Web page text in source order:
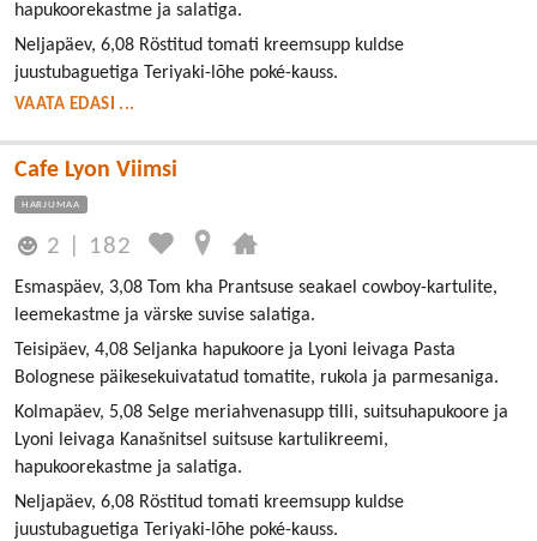
hapukoorekastme ja salatiga.
Neljapäev, 6,08 Röstitud tomati kreemsupp kuldse
juustubaguetiga Teriyaki-lõhe poké-kauss.
VAATA EDASI ...
Cafe Lyon Viimsi
HARJUMAA
2 182
Esmaspäev, 3,08 Tom kha Prantsuse seakael cowboy-kartulite,
leemekastme ja värske suvise salatiga.
Teisipäev, 4,08 Seljanka hapukoore ja Lyoni leivaga Pasta
Bolognese päikesekuivatatud tomatite, rukola ja parmesaniga.
Kolmapäev, 5,08 Selge meriahvenasupp tilli, suitsuhapukoore ja
Lyoni leivaga Kanašnitsel suitsuse kartulikreemi,
hapukoorekastme ja salatiga.
Neljapäev, 6,08 Röstitud tomati kreemsupp kuldse
juustubaguetiga Teriyaki-lõhe poké-kauss.